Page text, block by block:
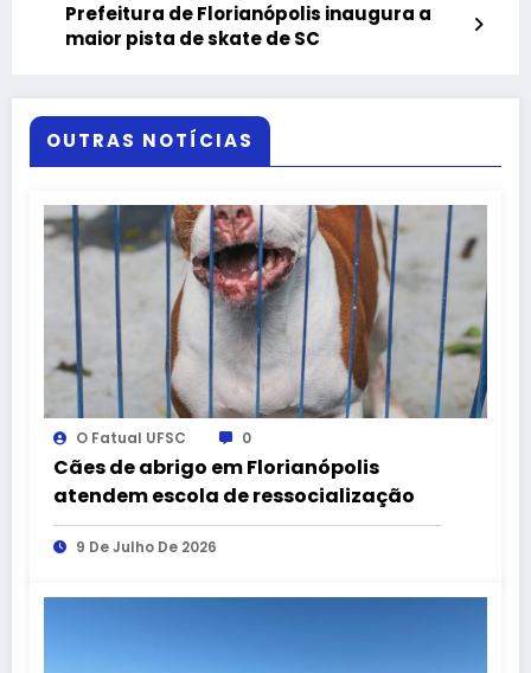
Prefeitura de Florianópolis inaugura a
maior pista de skate de SC
OUTRAS NOTÍCIAS
O Fatual UFSC 0
Cães de abrigo em Florianópolis
atendem escola de ressocialização
9 De Julho De 2026